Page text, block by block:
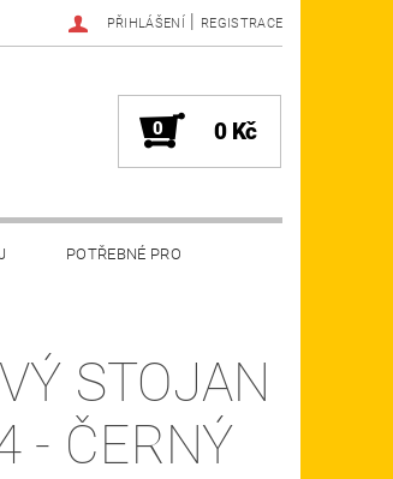
PŘIHLÁŠENÍ | REGISTRACE
0 0 Kč
POTŘEBNÉ PRO
STOJAN
- ČERNÝ